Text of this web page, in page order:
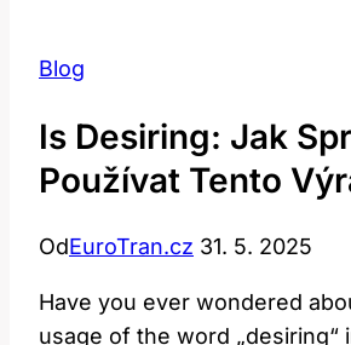
Blog
Is Desiring: Jak
Používat Tento
OdEuroTran.cz 31. 5. 2025
Have you ever wondered
usage of the word „desiring“